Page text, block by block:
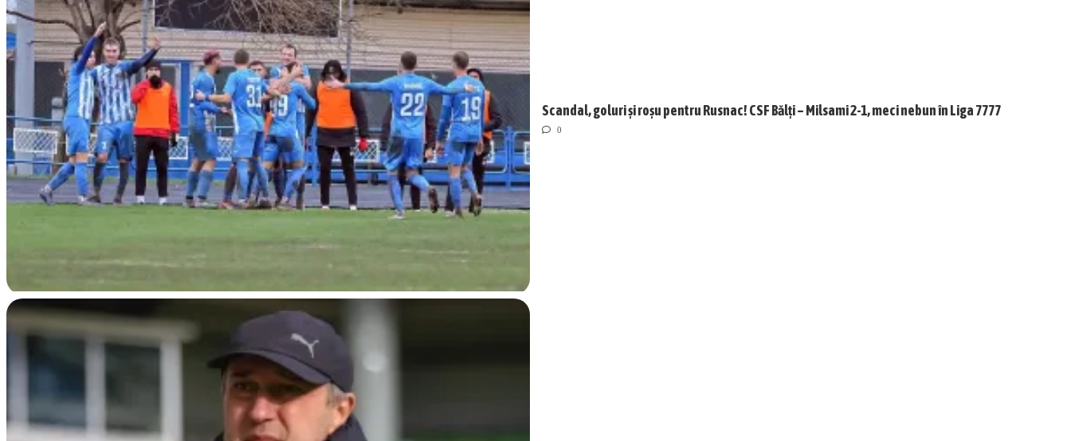
Scandal, goluri și roșu pentru Rusnac! CSF Bălți – Milsami 2-1, meci nebun în Liga 7777
0